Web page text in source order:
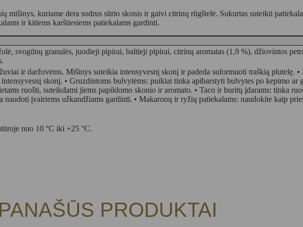
mišinys, kuriame dera sodrus sūrio skonis ir gaivi citrinų rūgštelė. Sukurtas suteikti
ir kitiems karštiesiems patiekalams gardinti.
svogūnų granulės, juodieji pipirai, baltieji pipirai, citrinų aromatas (1,9 %), džiovintos
ir daržovėms. Mišinys suteikia intensyvesnį skonį ir padeda suformuoti traškią plutelę. •
skonį. • Gruzdintoms bulvytėms: puikiai tinka apibarstyti bulvytes po kepimo
ruošti, suteikdami jiems papildomo skonio ir aromato. • Taco ir buritų įdarams: tinka
naudoti įvairiems užkandžiams gardinti. • Makaronų ir ryžių patiekalams: naudokite kaip
nuo 10 °C iki +25 °C.
PANAŠŪS PRODUKTAI